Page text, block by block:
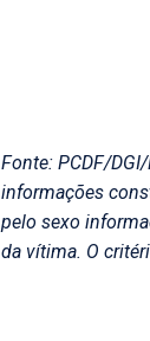
Fonte: PCDF/
informações
pelo sexo
da vítima. O